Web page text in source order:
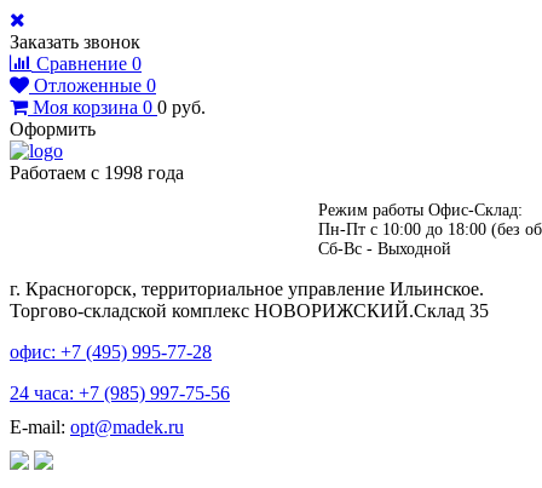
Заказать звонок
Сравнение 0
Отложенные 0
Моя корзина 0 0 руб.
Оформить
Работаем с 1998 года
Режим работы Офис-Склад:
Пн-Пт с 10:00 до 18:00 (без
Сб-Вс - Выходной
г. Красногорск, территориальное управление Ильинское.
Торгово-складской комплекс НОВОРИЖСКИЙ.Склад 35
офис: +7 (495) 995-77-28
24 часа: +7 (985) 997-75-56
E-mail: opt@madek.ru